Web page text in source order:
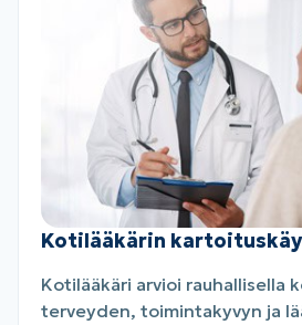
Kotilääkärin
Kotilääkäri arvioi rauhallisella
terveyden, toimintakyvyn ja